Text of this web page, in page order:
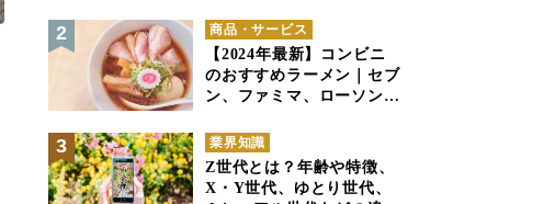
商品・サービス
【2024年最新】コンビニ
のおすすめラーメン｜セブ
ン、ファミマ、ローソンの
業界知識
Z世代とは？年齢や特徴、
X・Y世代、ゆとり世代、